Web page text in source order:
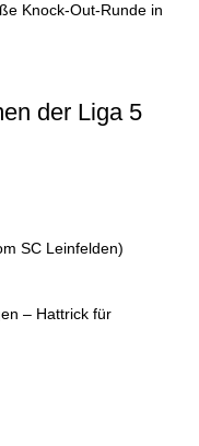
Knock-Out-Runde in
der Liga 5
SC Leinfelden)
– Hattrick für